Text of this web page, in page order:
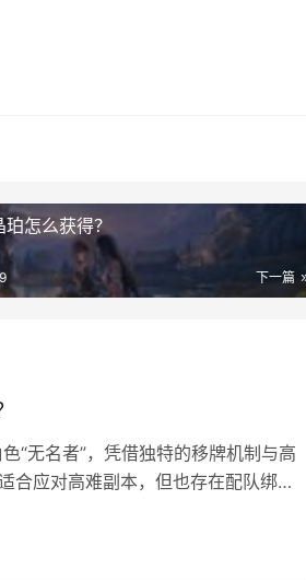
怎么获得？
下一篇
“无名者”，凭借独特的移牌机制与高
合应对高难副本，但也存在配队绑
建议 值得抽取： 偏爱角色人设剧